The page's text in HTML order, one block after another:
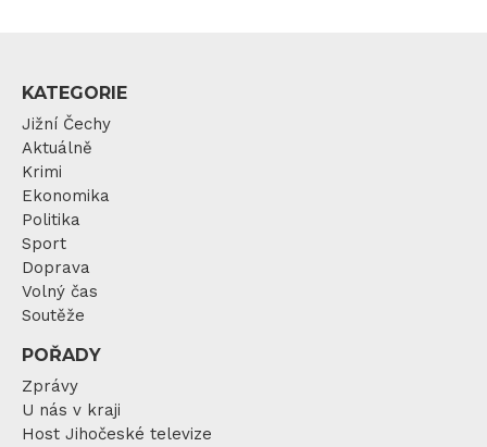
KATEGORIE
Jižní Čechy
Aktuálně
Krimi
Ekonomika
Politika
Sport
Doprava
Volný čas
Soutěže
POŘADY
Zprávy
U nás v kraji
Host Jihočeské televize